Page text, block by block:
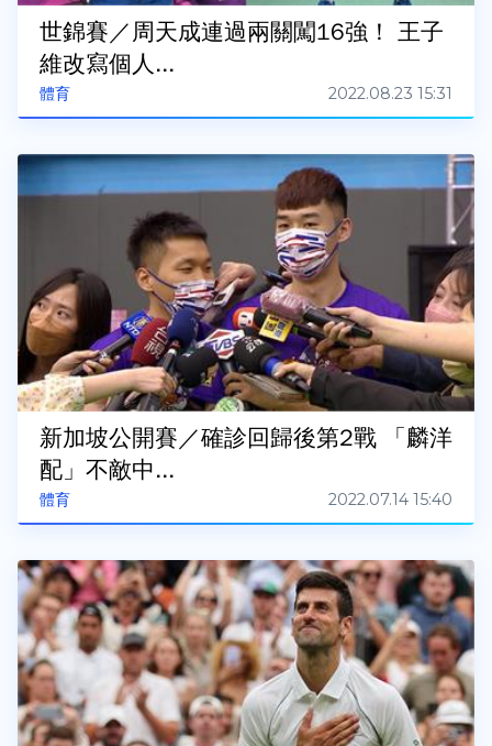
體育
世錦賽／周天成連過兩關闖16強！ 王子
維改寫個人...
2022.08.23 15:31
體育
新加坡公開賽／確診回歸後第2戰 「麟洋
配」不敵中...
2022.07.14 15:40